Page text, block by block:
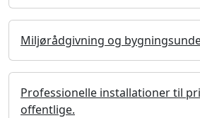
Miljørådgivning og
Professionelle installationer til
offentlige.